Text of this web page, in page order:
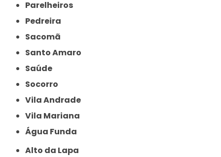
Parelheiros
Pedreira
Sacomã
Santo Amaro
Saúde
Socorro
Vila Andrade
Vila Mariana
Água Funda
Alto da Lapa